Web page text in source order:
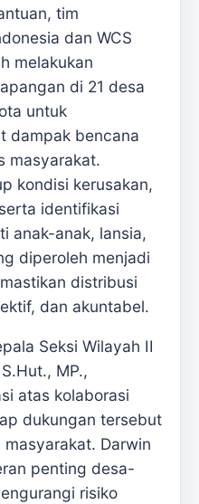
tim
dan WCS
melakukan
di 21 desa
untuk
dampak bencana
masyarakat.
kondisi kerusakan,
identifikasi
anak-anak, lansia,
diperoleh menjadi
distribusi
dan akuntabel.
Seksi Wilayah II
MP.,
atas kolaborasi
dukungan tersebut
Darwin
penting desa-
risiko